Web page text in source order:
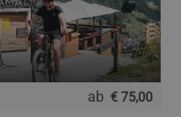
ab € 75,00